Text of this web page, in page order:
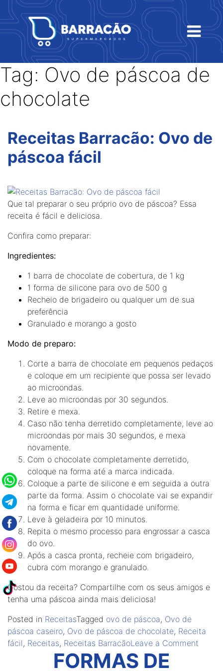
Tag: Ovo de páscoa de
chocolate
Receitas Barracão: Ovo de
páscoa fácil
Que tal preparar o seu próprio ovo de páscoa? Essa
receita é fácil e deliciosa.
Confira como preparar:
Ingredientes:
1 barra de chocolate de cobertura, de 1 kg
1 forma de silicone para ovo de 500 g
Recheio de brigadeiro ou qualquer um de sua
preferência
Granulado e morango a gosto
Modo de preparo:
Corte a barra de chocolate em pequenos pedaços
e coloque em um recipiente que possa ser levado
ao microondas.
Leve ao microondas por 30 segundos.
Retire e mexa.
Caso não tenha derretido completamente, leve ao
microondas por mais 30 segundos, e mexa
novamente.
Com o chocolate completamente derretido,
coloque na forma até a marca indicada.
Coloque a parte de silicone e em seguida a outra
parte da forma. Assim o chocolate vai se expandir
na forma e ficar em quantidade uniforme.
Leve à geladeira por 10 minutos.
Repita o mesmo processo para engrossar a casca
do ovo.
Após a casca pronta, recheie com brigadeiro,
cubra com morango e granulado.
Gostou da receita? Compartilhe com os seus amigos e
tenha uma páscoa ainda mais deliciosa!
Posted in ReceitasTagged ovo de páscoa, Ovo de
páscoa caseiro, Ovo de páscoa de chocolate, Receita
fácil, Receitas, Receitas BarracãoLeave a Comment
FORMAS DE